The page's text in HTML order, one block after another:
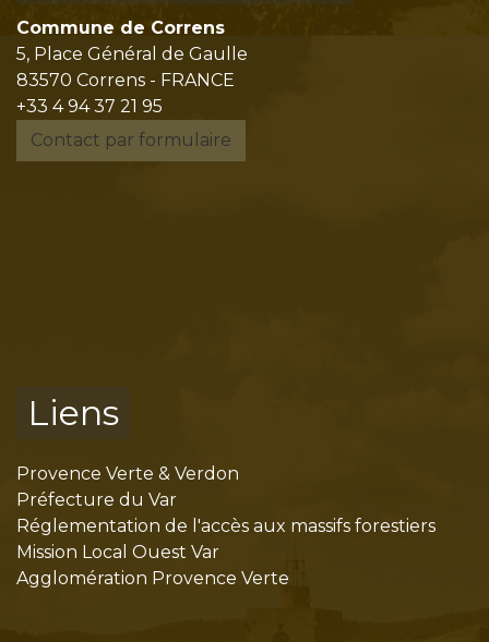
Commune de Correns
5, Place Général de Gaulle
83570 Correns - FRANCE
+33 4 94 37 21 95
Contact par formulaire
Liens
Provence Verte & Verdon
Préfecture du Var
Réglementation de l'accès aux massifs forestiers
Mission Local Ouest Var
Agglomération Provence Verte